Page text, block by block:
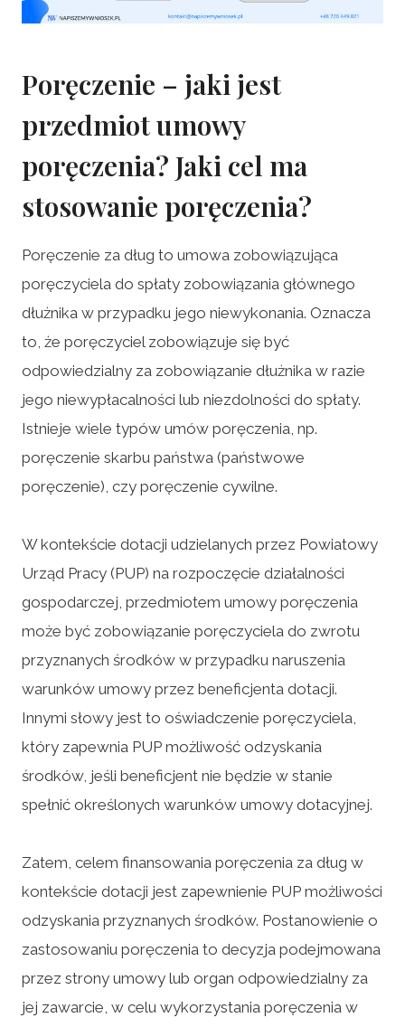
Poręczenie – jaki jest
przedmiot umowy
poręczenia? Jaki cel ma
stosowanie poręczenia?
Poręczenie za dług to umowa zobowiązująca
poręczyciela do spłaty zobowiązania głównego
dłużnika w przypadku jego niewykonania. Oznacza
to, że poręczyciel zobowiązuje się być
odpowiedzialny za zobowiązanie dłużnika w razie
jego niewypłacalności lub niezdolności do spłaty.
Istnieje wiele typów umów poręczenia, np.
poręczenie skarbu państwa (państwowe
poręczenie), czy poręczenie cywilne.
W kontekście dotacji udzielanych przez Powiatowy
Urząd Pracy (PUP) na rozpoczęcie działalności
gospodarczej, przedmiotem umowy poręczenia
może być zobowiązanie poręczyciela do zwrotu
przyznanych środków w przypadku naruszenia
warunków umowy przez beneficjenta dotacji.
Innymi słowy jest to oświadczenie poręczyciela,
który zapewnia PUP możliwość odzyskania
środków, jeśli beneficjent nie będzie w stanie
spełnić określonych warunków umowy dotacyjnej.
Zatem, celem finansowania poręczenia za dług w
kontekście dotacji jest zapewnienie PUP możliwości
odzyskania przyznanych środków. Postanowienie o
zastosowaniu poręczenia to decyzja podejmowana
przez strony umowy lub organ odpowiedzialny za
jej zawarcie, w celu wykorzystania poręczenia w